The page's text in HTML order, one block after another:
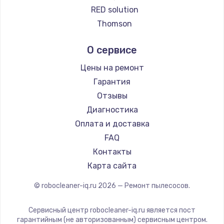
Заказать
Ремонт микросхемы управления
Замена микросхемы питания
от 1100 руб.
Заказать
Ремонт NFC модуля
от 880 руб.
Заказать
от 1100 руб.
Ремонт пылесосов Qyron
Ремонт пылесосов Doffler
Ремонт пылесосов Bosch
Ремонт пылесосов Elitech
Ремонт пылесосов STIHL
Ремонт пылесосов Kirby
RED solution
Thomson
lydsto
Atvel
Tineco
Tuvio
Clever clean
DEXP
Haier
Pioneer
Electrolux
Scarlett
Kyvol
О сервисе
Цены на ремонт
Гарантия
Отзывы
Диагностика
Оплата и доставка
FAQ
Контакты
Карта сайта
© robocleaner-iq.ru 2026 — Ремонт пылесосов.
Сервисный центр robocleaner-iq.ru является пост
гарантийным (не авторизованным) сервисным центром.